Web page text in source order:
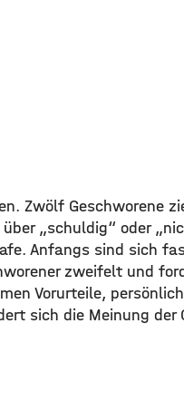
Zwölf Geschworene
„schuldig“ oder
Anfangs sind sich
zweifelt und
Vorurteile,
sich die Meinung der